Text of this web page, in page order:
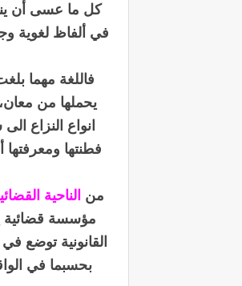
كل ما عسى أن
في ألفاظ لغوية
فاللغة مهما
يحملها من
انواع النزاع
فطنتها
من الناحية
مؤسسة قضائية
القانونية توضع
بحسبما في